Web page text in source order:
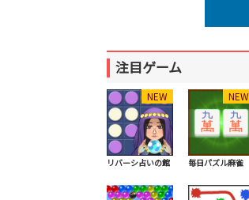
注目ゲーム
リバーシ占いの館
NEW
毎日パズル麻雀
NEW